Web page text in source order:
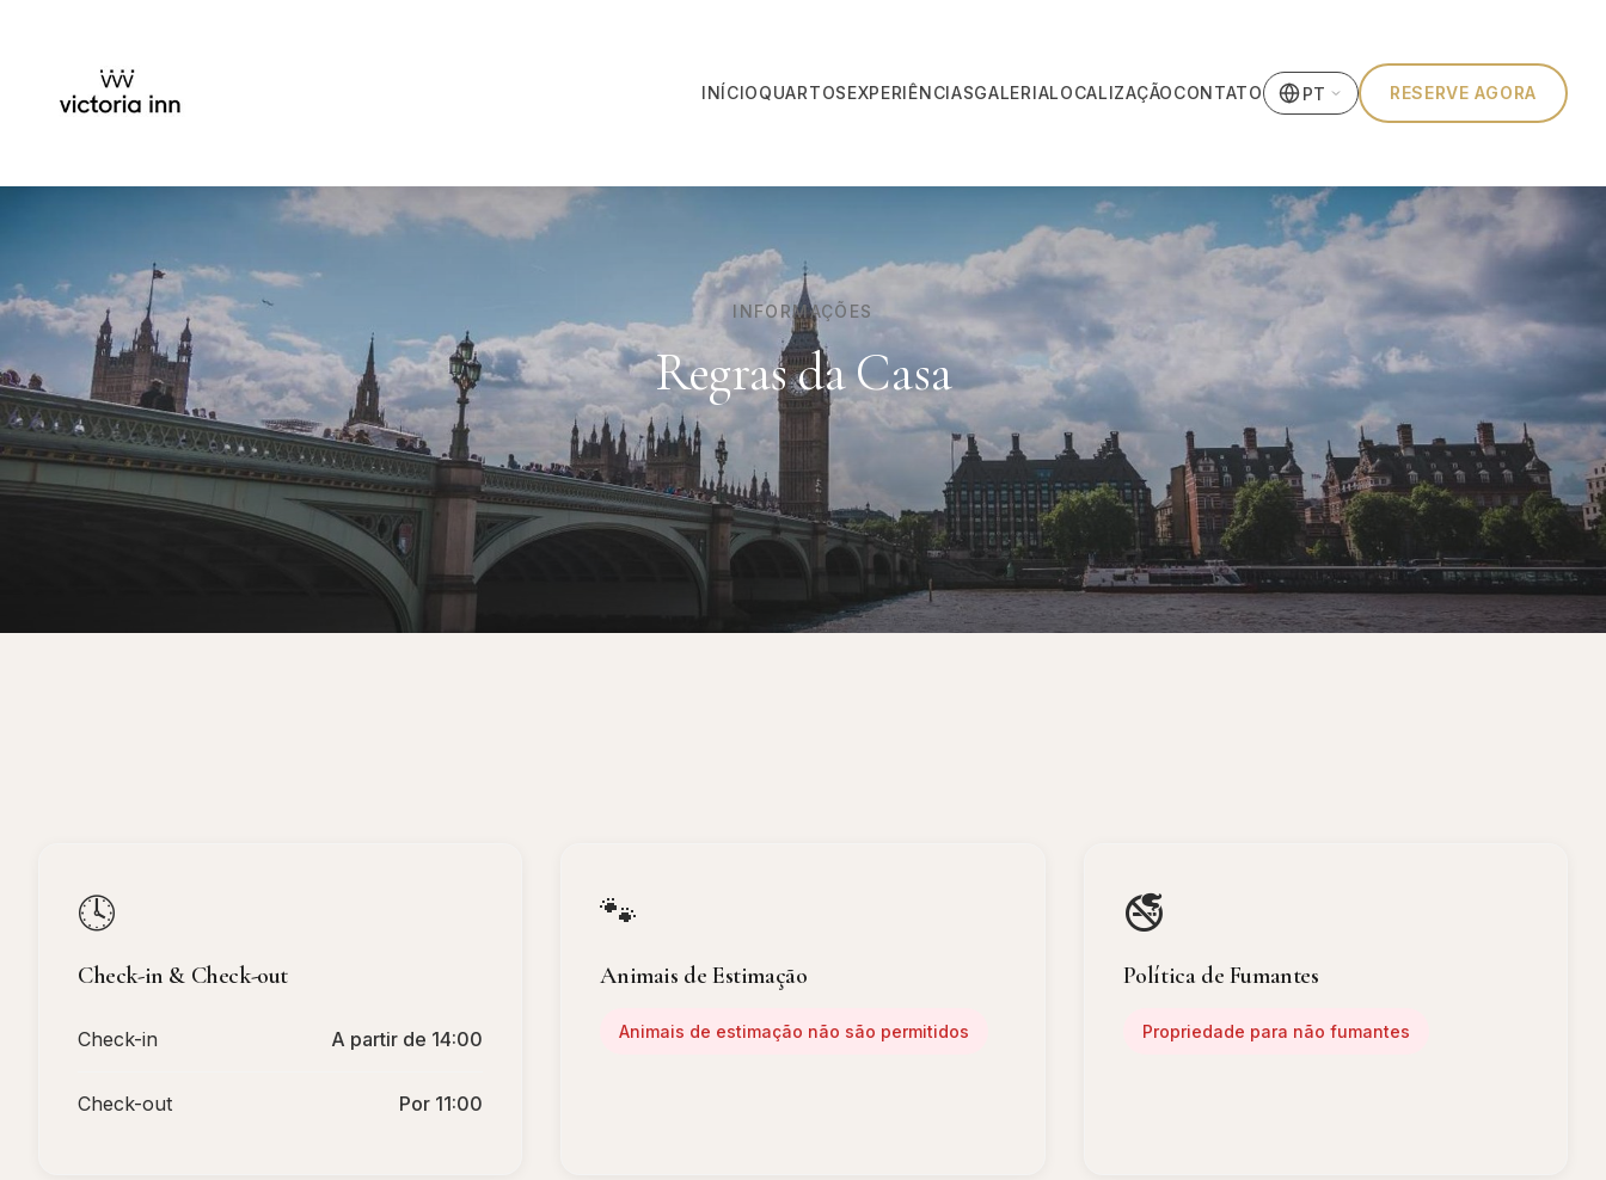
INÍCIOQUARTOSEXPERIÊNCIASGALERIALOCALIZAÇÃOCONTATO PT RESERVE AGORA
INFORMAÇÕES
Regras da Casa
🕓
Check-in & Check-out
Check-in A partir de 14:00
Check-out Por 11:00
🐾
Animais de Estimação
Animais de estimação não são permitidos
🚭
Política de Fumantes
Propriedade para não fumantes